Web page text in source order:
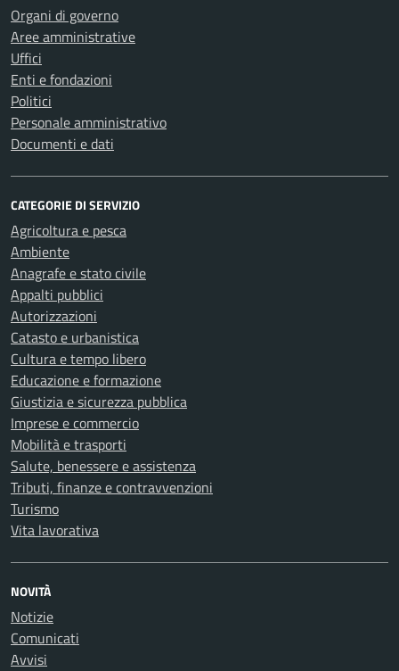
Organi di governo
Aree amministrative
Uffici
Enti e fondazioni
Politici
Personale amministrativo
Documenti e dati
CATEGORIE DI SERVIZIO
Agricoltura e pesca
Ambiente
Anagrafe e stato civile
Appalti pubblici
Autorizzazioni
Catasto e urbanistica
Cultura e tempo libero
Educazione e formazione
Giustizia e sicurezza pubblica
Imprese e commercio
Mobilità e trasporti
Salute, benessere e assistenza
Tributi, finanze e contravvenzioni
Turismo
Vita lavorativa
NOVITÀ
Notizie
Comunicati
Avvisi